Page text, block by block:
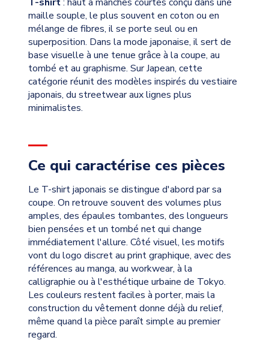
maille souple, le plus souvent en coton ou en
mélange de fibres, il se porte seul ou en
superposition. Dans la mode japonaise, il sert de
base visuelle à une tenue grâce à la coupe, au
tombé et au graphisme. Sur Japean, cette
catégorie réunit des modèles inspirés du vestiaire
japonais, du streetwear aux lignes plus
minimalistes.
Ce qui caractérise ces pièces
Le T-shirt japonais se distingue d'abord par sa
coupe. On retrouve souvent des volumes plus
amples, des épaules tombantes, des longueurs
bien pensées et un tombé net qui change
immédiatement l'allure. Côté visuel, les motifs
vont du logo discret au print graphique, avec des
références au manga, au workwear, à la
calligraphie ou à l'esthétique urbaine de Tokyo.
Les couleurs restent faciles à porter, mais la
construction du vêtement donne déjà du relief,
même quand la pièce paraît simple au premier
regard.